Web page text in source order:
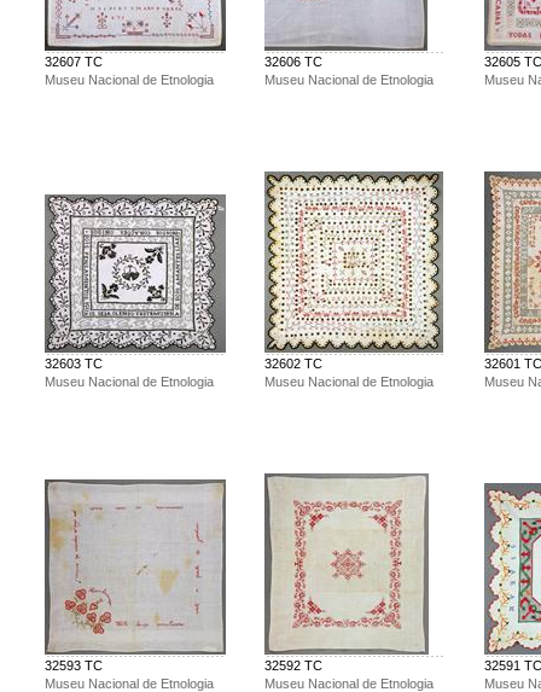
32607 TC
Museu Nacional de Etnologia
32606 TC
Museu Nacional de Etnologia
32605 TC
Museu
32603 TC
Museu Nacional de Etnologia
32602 TC
Museu Nacional de Etnologia
32601 TC
Museu
32593 TC
Museu Nacional de Etnologia
32592 TC
Museu Nacional de Etnologia
32591 TC
Museu